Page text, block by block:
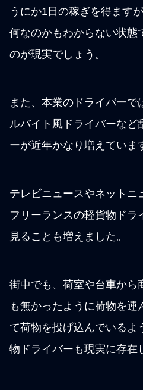
うにか1日の稼ぎを得ます
何なのかもわからない状態
のが現実でしょう。
また、本業のドライバーで
ルバイト風ドライバーなど
ーが近年かなり増えていま
テレビニュースやネットニ
フリーランスの軽貨物ドラ
見ることも増えました。
街中でも、荷室や台車から
も無かったように荷物を運
て荷物を投げ込んでいるよ
物ドライバーも現実に存在